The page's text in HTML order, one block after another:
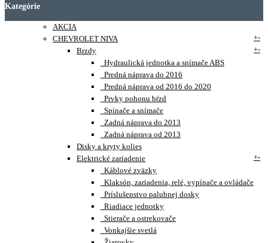
Kategórie
AKCIA
CHEVROLET NIVA
+-
Brzdy
+-
Hydraulická jednotka a snímače ABS
Predná náprava do 2016
Predná náprava od 2016 do 2020
Prvky pohonu bŕzd
Spínače a snímače
Zadná náprava do 2013
Zadná náprava od 2013
Disky a kryty kolies
Elektrické zariadenie
+-
Káblové zväzky
Klaksón, zariadenia, relé, vypínače a ovládače
Príslušenstvo palubnej dosky
Riadiace jednotky
Stierače a ostrekovače
Vonkajšie svetlá